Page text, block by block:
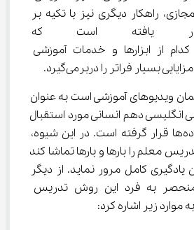
راهکار دیگری نیز با تکیه بر
ظهور یافته است
هیچ کدام از ابزارها و خدمات آموزشی
بسیار فراتر را دربرمی‌گیرد.
ویدیوهای آموزشی است به عنوان
دهم انسانی مورد استقبال
دانش آموزان و خانواده‌ها قرار گرفته است. در این شیوه،
می‌تواند تدریس معلم را بارها و بارها تماشا کند
کامل مرور نماید. از دیگر
ویژگی‌های منحصر به فرد این روش تدریس